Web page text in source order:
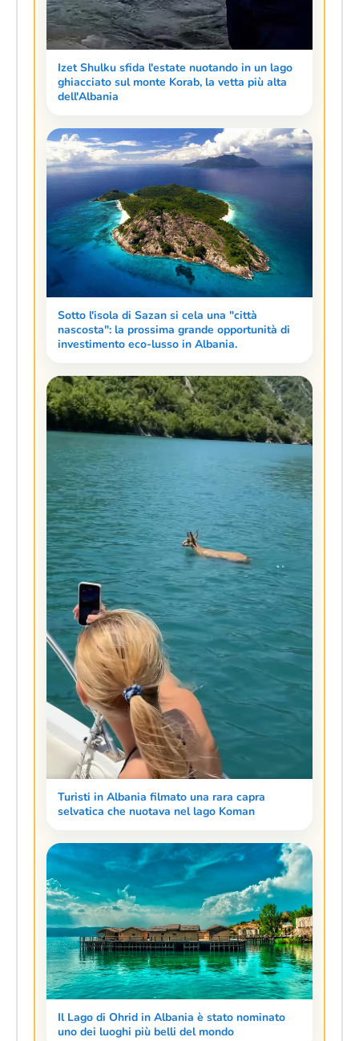
Izet Shulku sfida l'estate nuotando in un lago
ghiacciato sul monte Korab, la vetta più alta
dell'Albania
Sotto l'isola di Sazan si cela una "città
nascosta": la prossima grande opportunità di
investimento eco-lusso in Albania.
Turisti in Albania filmato una rara capra
selvatica che nuotava nel lago Koman
Il Lago di Ohrid in Albania è stato nominato
uno dei luoghi più belli del mondo